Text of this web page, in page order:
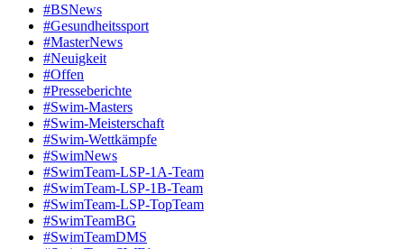
#BSNews
#Gesundheitssport
#MasterNews
#Neuigkeit
#Offen
#Presse­berichte
#Swim-Masters
#Swim-Meister­schaft
#Swim-Wett­kämpfe
#SwimNews
#SwimTeam-LSP-1A-Team
#SwimTeam-LSP-1B-Team
#SwimTeam-LSP-TopTeam
#SwimTeamBG
#SwimTeamDMS